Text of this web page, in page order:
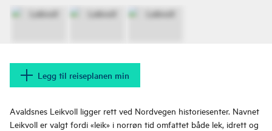
Legg til reiseplanen min
Avaldsnes Leikvoll ligger rett ved Nordvegen historiesenter. Navnet
Leikvoll er valgt fordi «leik» i norrøn tid omfattet både lek, idrett og